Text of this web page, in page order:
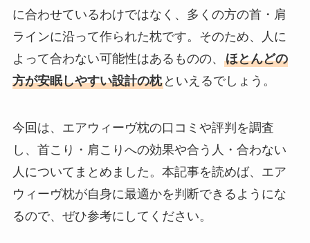
に合わせているわけではなく、多くの方の首・肩
ラインに沿って作られた枕です。そのため、人に
よって合わない可能性はあるものの、 ほとんどの
方が安眠しやすい設計の枕といえるでしょう。
今回は、エアウィーヴ枕の口コミや評判を調査
し、首こり・肩こりへの効果や合う人・合わない
人についてまとめました。本記事を読めば、エア
ウィーヴ枕が自身に最適かを判断できるようにな
るので、ぜひ参考にしてください。